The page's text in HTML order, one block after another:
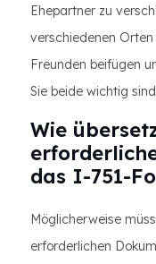
Ehepartner zu
verschiedenen
Freunden beifügen
Sie beide wichtig
Wie
das I-751-
Möglicherweise
erforderlichen